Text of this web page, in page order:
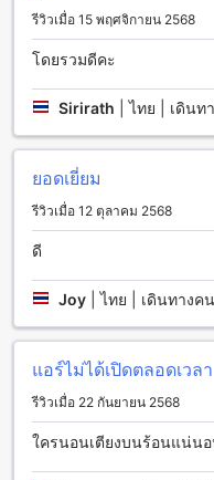
ช้างเผือก: สถานที่ท่องเที่ยว
ช้างเผือก เป็นสถานที่ท่องเ
ช่วงเวลาเย็นถึงกลางคืน ช้
นักท่องเที่ยวและชาวเชียง
เข้าไปในช้างเผือก คุณจะ
การแสดงสดที่น่าตื่นเต้น น
สามารถสั่งซื้อของที่ระลึก
โดซ์โฮสเทลตั้งอยู่ในช้าง
ใกล้เคียงเชียงใหม่หลายท่
คุณเดินทางโดยสายการบิ
จากสนามบินเชียงใหม่
3.7 กิโลเมตรเท่านั้น คุณส
แท็กซี่ที่สนามบินเพื่อเดินทา
สบาย นอกจากนี้ คุณยังสา
ออกจากสนามบินเชียงใหม่
รีวิวเมื่อ 15 พฤศจิกายน 2568
โดยรวมดีคะ
Sirirath |ไทย | เดินท
ยอดเยี่ยม
รีวิวเมื่อ 12 ตุลาคม 2568
ดี
Joy |ไทย | เดินทางค
แอร์ไม่ได้เปิดตลอดเวลา
รีวิวเมื่อ 22 กันยายน 2568
ใครนอนเตียงบนร้อนแน่น